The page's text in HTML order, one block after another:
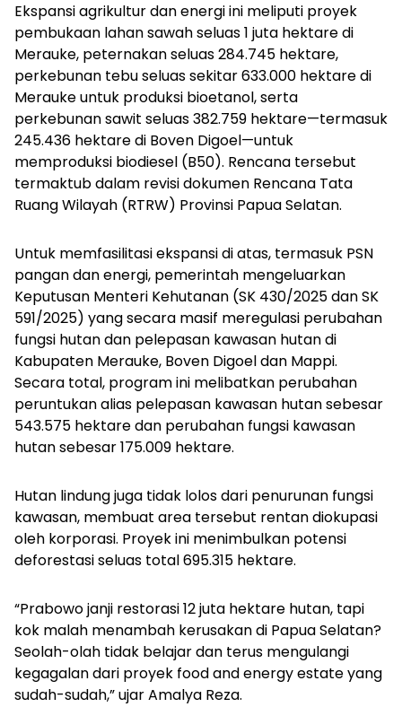
Ekspansi agrikultur dan energi ini meliputi proyek
pembukaan lahan sawah seluas 1 juta hektare di
Merauke, peternakan seluas 284.745 hektare,
perkebunan tebu seluas sekitar 633.000 hektare di
Merauke untuk produksi bioetanol, serta
perkebunan sawit seluas 382.759 hektare—termasuk
245.436 hektare di Boven Digoel—untuk
memproduksi biodiesel (B50). Rencana tersebut
termaktub dalam revisi dokumen Rencana Tata
Ruang Wilayah (RTRW) Provinsi Papua Selatan.
Untuk memfasilitasi ekspansi di atas, termasuk PSN
pangan dan energi, pemerintah mengeluarkan
Keputusan Menteri Kehutanan (SK 430/2025 dan SK
591/2025) yang secara masif meregulasi perubahan
fungsi hutan dan pelepasan kawasan hutan di
Kabupaten Merauke, Boven Digoel dan Mappi.
Secara total, program ini melibatkan perubahan
peruntukan alias pelepasan kawasan hutan sebesar
543.575 hektare dan perubahan fungsi kawasan
hutan sebesar 175.009 hektare.
Hutan lindung juga tidak lolos dari penurunan fungsi
kawasan, membuat area tersebut rentan diokupasi
oleh korporasi. Proyek ini menimbulkan potensi
deforestasi seluas total 695.315 hektare.
“Prabowo janji restorasi 12 juta hektare hutan, tapi
kok malah menambah kerusakan di Papua Selatan?
Seolah-olah tidak belajar dan terus mengulangi
kegagalan dari proyek food and energy estateyang
sudah-sudah,” ujar Amalya Reza.